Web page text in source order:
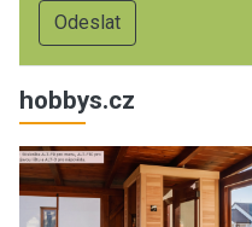
hobbys.cz